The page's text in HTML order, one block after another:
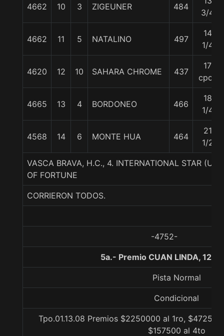
4662 10 3 ZIGEUNER 484
3/4
4662 11 5 NATALINO 497
14
1/4
4620 12 10 SAHARA CHROME 437
17
cpos
4665 13 4 BORDONEO 466
18
1/4
4568 14 6 MONTE HUA 464
21
1/2
VASCA BRAVA, H.C., 4. INTERNATIONAL STAR
OF FORTUNE
CORRIERON TODOS.
-4752-
5a.- Premio CUAN LINDA,
Pista Normal
Condicional
Tpo.01.13.08 Premios $2250000 al 1ro,
$157500 al 4to